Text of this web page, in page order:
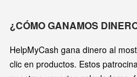
¿CÓMO GANAMOS
HelpMyCash gana dinero al
clic en productos. Estos